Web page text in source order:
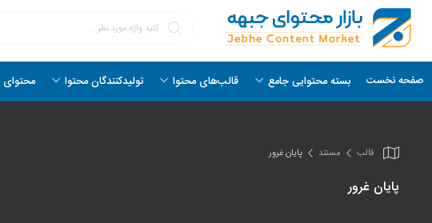
صفحه نخست بسته محتوایی جامع قالب‌های محتوا تولیدکنندگان محتوا محتوای
قالب مستند پایان غرور
پایان غرور